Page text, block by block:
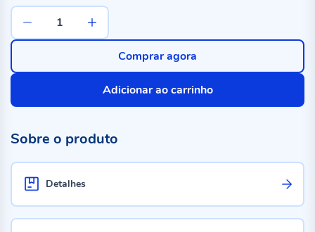
Adicionar ao carrinho
Comprar agora
Sobre o produto
Detalhes